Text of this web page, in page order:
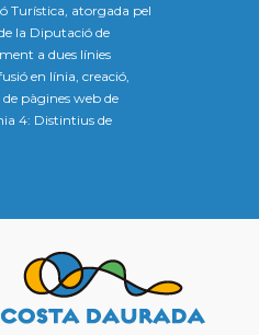
Turística, atorgada pel
la Diputació de
a dues línies
en línia, creació,
pàgines web de
4: Distintius de